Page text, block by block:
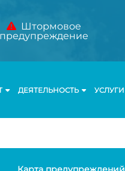
Штормовое
предупреждение
ДЕЯТЕЛЬНОСТЬ УСЛУГИ